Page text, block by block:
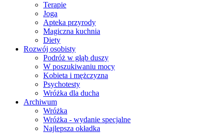
Terapie
Joga
Apteka przyrody
Magiczna kuchnia
Diety
Rozwój osobisty
Podróż w głąb duszy
W poszukiwaniu mocy
Kobieta i mężczyzna
Psychotesty
Wróżka dla ducha
Archiwum
Wróżka
Wróżka - wydanie specjalne
Najlepsza okładka